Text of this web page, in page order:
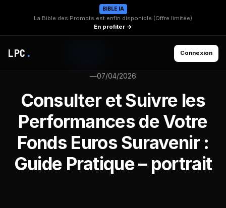
BIBLE IA
La Bible des Prompts est enfin disponible (Offre limitée)
En profiter →
LPC . Connexion
—07/04/2026
Consulter et Suivre les
Performances de Votre
Fonds Euros Suravenir :
Guide Pratique – portrait